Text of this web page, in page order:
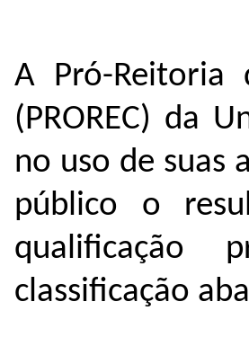
A Pró-Reitoria
(PROREC) da
no uso de suas
público o
qualificação
classificação